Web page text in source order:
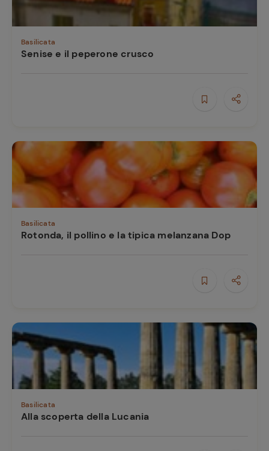
Basilicata
Senise e il peperone crusco
Basilicata
Rotonda, il pollino e la tipica melanzana Dop
Basilicata
Alla scoperta della Lucania